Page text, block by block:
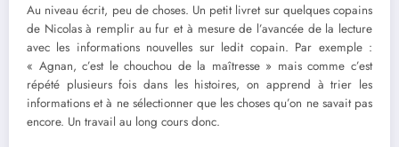
Au niveau écrit, peu de choses. Un petit livret sur quelques copains
de Nicolas à remplir au fur et à mesure de l’avancée de la lecture
avec les informations nouvelles sur ledit copain. Par exemple :
« Agnan, c’est le chouchou de la maîtresse » mais comme c’est
répété plusieurs fois dans les histoires, on apprend à trier les
informations et à ne sélectionner que les choses qu’on ne savait pas
encore. Un travail au long cours donc.